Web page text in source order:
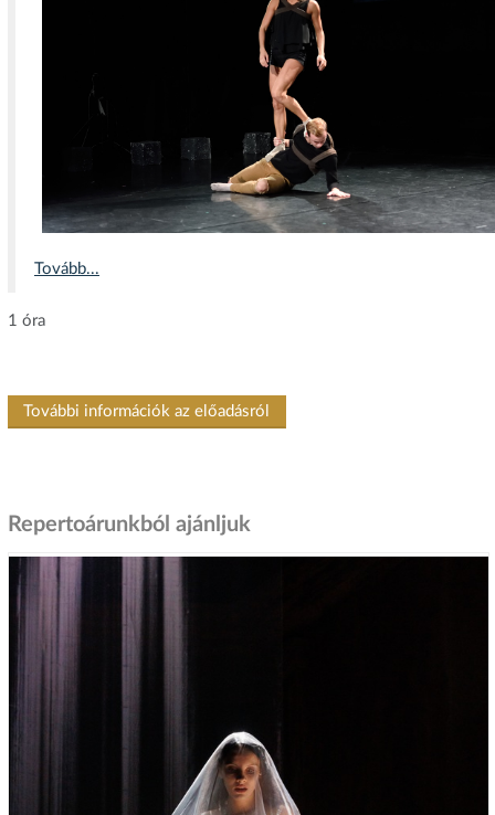
Tovább...
1 óra
További információk az előadásról
Repertoárunkból ajánljuk